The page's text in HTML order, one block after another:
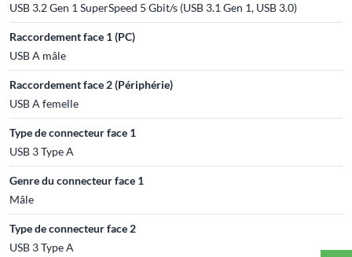
USB 3.2 Gen 1 SuperSpeed 5 Gbit/s (USB 3.1 Gen 1, USB 3.0)
Raccordement face 1 (PC)
USB A mâle
Raccordement face 2 (Périphérie)
USB A femelle
Type de connecteur face 1
USB 3 Type A
Genre du connecteur face 1
Mâle
Type de connecteur face 2
USB 3 Type A